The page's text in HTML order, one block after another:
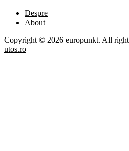
Despre
About
Copyright © 2026 europunkt. All
utos.ro